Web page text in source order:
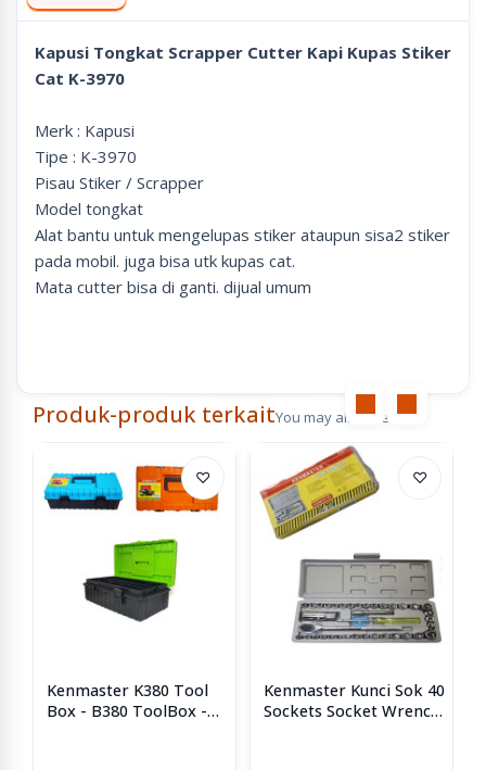
Kapusi Tongkat Scrapper Cutter Kapi Kupas Stiker
Cat K-3970
Merk : Kapusi
Tipe : K-3970
Pisau Stiker / Scrapper
Model tongkat
Alat bantu untuk mengelupas stiker ataupun sisa2 stiker
pada mobil. juga bisa utk kupas cat.
Mata cutter bisa di ganti. dijual umum
Produk-produk terkaitYou may also like
♡
Kenmaster K380 Tool
Box - B380 ToolBox -
♡
Kenmaster Kunci Sok 40
Sockets Socket Wrench